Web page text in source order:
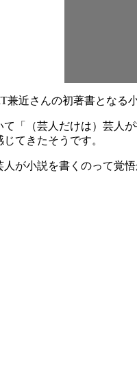
兼近さんの初著書となる
「（芸人だけは）芸人
てきたそうです。
人が小説を書くのって覚